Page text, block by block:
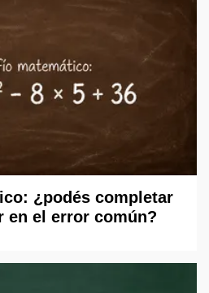
¿podés completar
en el error común?